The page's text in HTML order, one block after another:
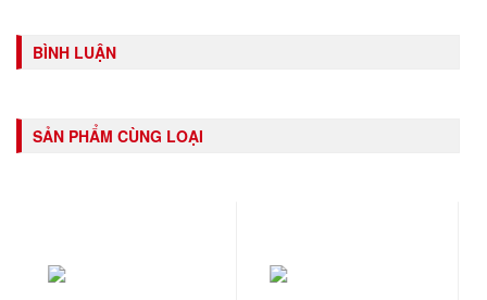
BÌNH LUẬN
SẢN PHẨM CÙNG LOẠI